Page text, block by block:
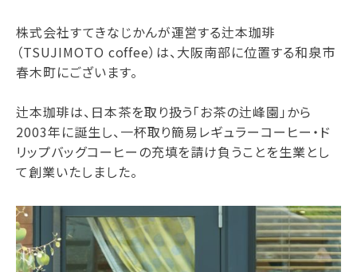
株式会社すてきなじかんが運営する辻本珈琲
（TSUJIMOTO coffee）は、大阪南部に位置する和泉市
春木町にございます。
辻本珈琲は、日本茶を取り扱う「お茶の辻峰園」から
2003年に誕生し、一杯取り簡易レギュラーコーヒー・ド
リップバッグコーヒーの充填を請け負うことを生業とし
て創業いたしました。